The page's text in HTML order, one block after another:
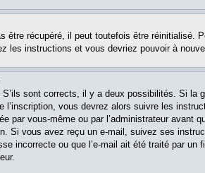
être récupéré, il peut toutefois être réinitialisé.
les instructions et vous devriez pouvoir à
sont corrects, il y a deux possibilités. Si la
vous devrez alors suivre les
par vous-même ou par l’administrateur avant
Si vous avez reçu un e-mail, suivez ses
incorrecte ou que l’e-mail ait été traité par un